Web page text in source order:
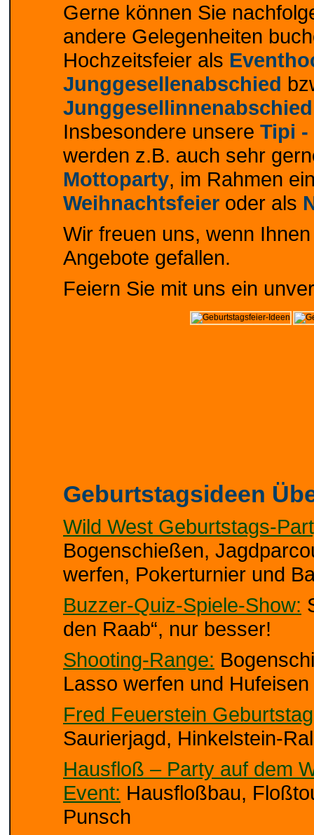
Gerne können Sie
andere Gelegenheiten
Hochzeitsfeier als
Junggesellenabschied
Junggesellinnenabschied
Insbesondere unsere Tipi -
werden z.B. auch sehr
Mottoparty, im Rahmen
Weihnachtsfeier oder als
Wir freuen uns, wenn
Angebote gefallen.
Feiern Sie mit uns ein
Geburtstagsideen
Wild West Geburtstags-
Bogenschießen,
werfen, Pokerturnier und
Buzzer-Quiz-Spiele-Show:
den Raab“, nur besser!
Shooting-Range:
Lasso werfen und
Fred Feuerstein
Saurierjagd, Hinkelstein-
Hausfloß – Party auf dem
Event: Hausfloßbau,
Punsch